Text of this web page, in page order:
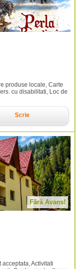
produse locale, Carte
cu disabilitati, Loc de
Scrie
Fără Avans!
Activitati